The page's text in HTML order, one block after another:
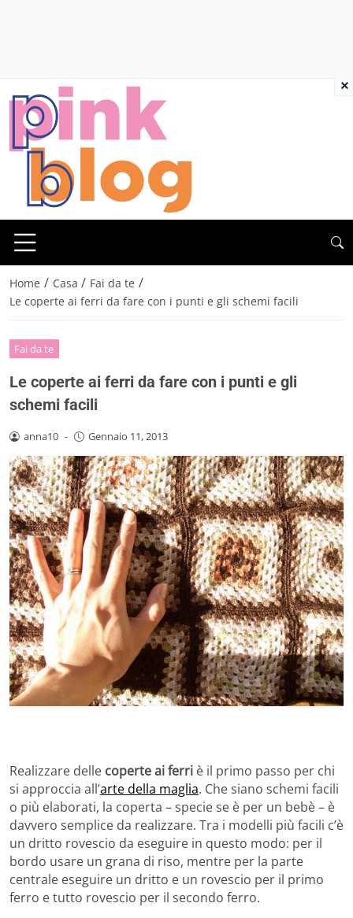
Home / Casa / Fai da te /
Le coperte ai ferri da fare con i punti e gli schemi facili
Fai da te
Le coperte ai ferri da fare con i punti e gli
schemi facili
anna10 - Gennaio 11, 2013
Realizzare delle coperte ai ferri è il primo passo per chi
si approccia all’arte della maglia. Che siano schemi facili
o più elaborati, la coperta – specie se è per un bebè – è
davvero semplice da realizzare. Tra i modelli più facili c’è
un dritto rovescio da eseguire in questo modo: per il
bordo usare un grana di riso, mentre per la parte
centrale eseguire un dritto e un rovescio per il primo
ferro e tutto rovescio per il secondo ferro.
×